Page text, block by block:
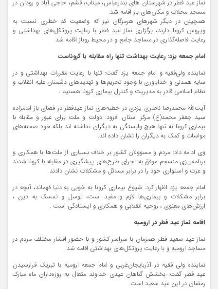
نماز عید فطر در شهرستان های بندرعباس، میناب، قشم، حاجی آباد و رودان در
مسجد محلات و مکان‌های باز اقامه شد.
همچینن در دیگر شهرهای هرمزگان نیز که وضعیت کم خطری نسبت به
ویروس کرونا دارند، برگزاری نماز عید فطر با رعایت پروتکل‌های بهداشتی و
رعایت فاصله‌گذاری در مساجد جامع و در محیط روباز اقامه شد.
امام جمعه یزد: رعایت بهداشت تنها راه مقابله با کروناست
نماینده ولی‌فقیه و امام جمعه یزد گفت: تنها با رعایت مقررات بهداشتی و در
سایه همدلی و خداباوری با وجود تحریم‌ها و تهدیدهای دشمنان علیه انقلاب و
نطام اسلامی قادر به مدیریت و کنترل بیماری کرونا هستیم .
آیت‌الله محمدرضا ناصری یزدی در خطبه‌های نماز عیدفطر در فضای باز امامزاده
سید جعفر محمد(ع) مرکز استان افزود: دولت و ملت برای عبور و مقابله با
بیماری کرونا نه تنها هیچ وابستگی به دیگران نداشته اند بلکه خود صحنه‌های
مواسات و کمک به دیگران را نشان داده اند.
وی ادامه داد: مردم و مسوولان کشور بر خلاف بسیاری از ملت‌ها با همکاری و
برنامه‌ریزی منسجم موفق به اجرای طرح‌های پیشگیری در مقابله با کرونا شدند
و عزت و استواری خود را در برابر مسائل و مشکلات نشان دادند.
امام جمعه یزد اظهار کرد: شیوع بیماری کرونا به خوبی به دنیا فهماند، آنچه در
برابر مشکلات و بیماری‌ها لازم و مفید است، توسل و تمسک به دین ،
ارزش‌های معنوی ، روحیه انقلابی و همکاری و ایستادگی است .
اقامه نماز عید فطر در ارومیه
نماز عید سعید فطر همزمان با سراسر کشور و با حضور اقشار مختلف مردم در
مساجد ارومیه و با رعایت پروتکل‌های بهداشتی اقامه شد.
نماینده ولی فقیه در آذربایجان‌غربی و امام جمعه ارومیه با تبریک فرارسیدن
عید فطر گفت: بخشش گناهان عیدی خداوند متعال به روزه‌داران ماه مبارک
رمضان در این عید سعید است.